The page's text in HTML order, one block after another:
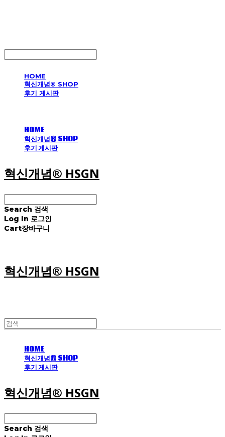
HOME
혁신개념® SHOP
후기 게시판
HOME
혁신개념® SHOP
후기 게시판
혁신개념® HSGN
Search 검색
Log In 로그인
Cart장바구니
혁신개념® HSGN
HOME
혁신개념® SHOP
후기 게시판
혁신개념® HSGN
Search 검색